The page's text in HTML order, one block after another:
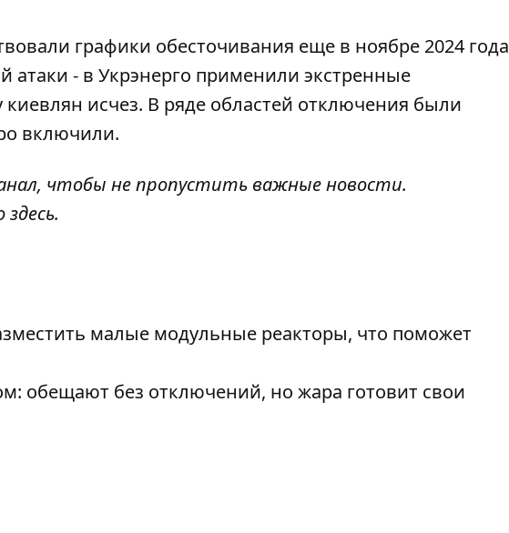
графики обесточивания еще в ноябре 2024 года
атаки - в Укрэнерго применили экстренные
исчез. В ряде областей отключения были
включили.
, чтобы не пропустить важные новости.
здесь.
малые модульные реакторы, что поможет
обещают без отключений, но жара готовит свои